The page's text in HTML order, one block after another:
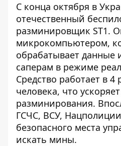
С конца октября в
отечественный
разминировщик ST1.
микрокомпьютером,
обрабатывает данные
саперам в режиме
Средство работает в 4
человека, что
разминирования.
ГСЧС, ВСУ, Нацполиции
безопасного места
искать мины.